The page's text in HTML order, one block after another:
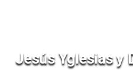
Jesús Yglesias y